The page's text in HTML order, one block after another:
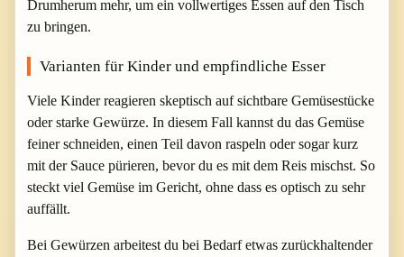
Drumherum mehr, um ein vollwertiges Essen auf den Tisch
zu bringen.
Varianten für Kinder und empfindliche Esser
Viele Kinder reagieren skeptisch auf sichtbare Gemüsestücke
oder starke Gewürze. In diesem Fall kannst du das Gemüse
feiner schneiden, einen Teil davon raspeln oder sogar kurz
mit der Sauce pürieren, bevor du es mit dem Reis mischst. So
steckt viel Gemüse im Gericht, ohne dass es optisch zu sehr
auffällt.
Bei Gewürzen arbeitest du bei Bedarf etwas zurückhaltender